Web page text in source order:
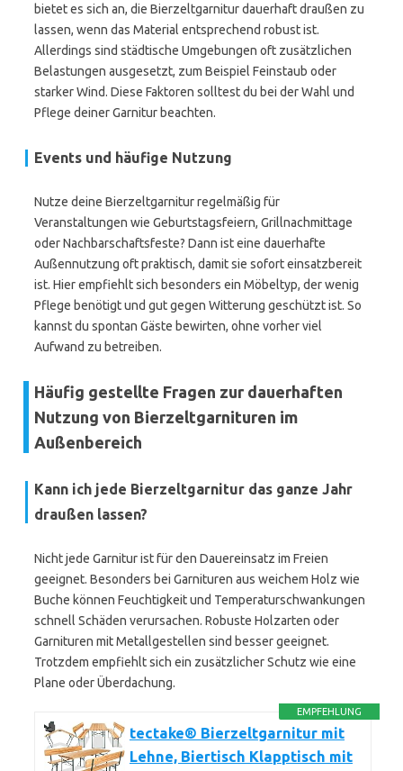
bietet es sich an, die Bierzeltgarnitur dauerhaft draußen zu
lassen, wenn das Material entsprechend robust ist.
Allerdings sind städtische Umgebungen oft zusätzlichen
Belastungen ausgesetzt, zum Beispiel Feinstaub oder
starker Wind. Diese Faktoren solltest du bei der Wahl und
Pflege deiner Garnitur beachten.
Events und häufige Nutzung
Nutze deine Bierzeltgarnitur regelmäßig für
Veranstaltungen wie Geburtstagsfeiern, Grillnachmittage
oder Nachbarschaftsfeste? Dann ist eine dauerhafte
Außennutzung oft praktisch, damit sie sofort einsatzbereit
ist. Hier empfiehlt sich besonders ein Möbeltyp, der wenig
Pflege benötigt und gut gegen Witterung geschützt ist. So
kannst du spontan Gäste bewirten, ohne vorher viel
Aufwand zu betreiben.
Häufig gestellte Fragen zur dauerhaften
Nutzung von Bierzeltgarnituren im
Außenbereich
Kann ich jede Bierzeltgarnitur das ganze Jahr
draußen lassen?
Nicht jede Garnitur ist für den Dauereinsatz im Freien
geeignet. Besonders bei Garnituren aus weichem Holz wie
Buche können Feuchtigkeit und Temperaturschwankungen
schnell Schäden verursachen. Robuste Holzarten oder
Garnituren mit Metallgestellen sind besser geeignet.
Trotzdem empfiehlt sich ein zusätzlicher Schutz wie eine
Plane oder Überdachung.
EMPFEHLUNG
tectake® Bierzeltgarnitur mit
Lehne, Biertisch Klapptisch mit